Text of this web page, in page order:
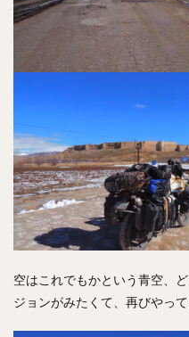
空はこれでもかという青空、
ジョンがみたくて、再びやっ